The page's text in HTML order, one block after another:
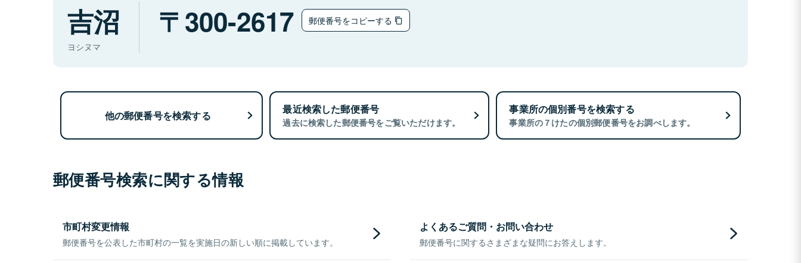
吉沼
ヨシヌマ
300-2617 郵便番号をコピーする
他の郵便番号を検索する 最近検索した郵便番号
過去に検索した郵便番号をご覧いただけます。
事業所の個別番号を検索する
事業所の７けたの個別郵便番号をお調べします。
郵便番号検索に関する情報
市町村変更情報
郵便番号を公表した市町村の一覧を実施日の新しい順に掲載しています。
よくあるご質問・お問い合わせ
郵便番号に関するさまざまな疑問にお答えします。